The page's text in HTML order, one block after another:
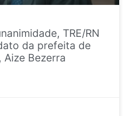
TRE/RN
da prefeita de
Aize Bezerra